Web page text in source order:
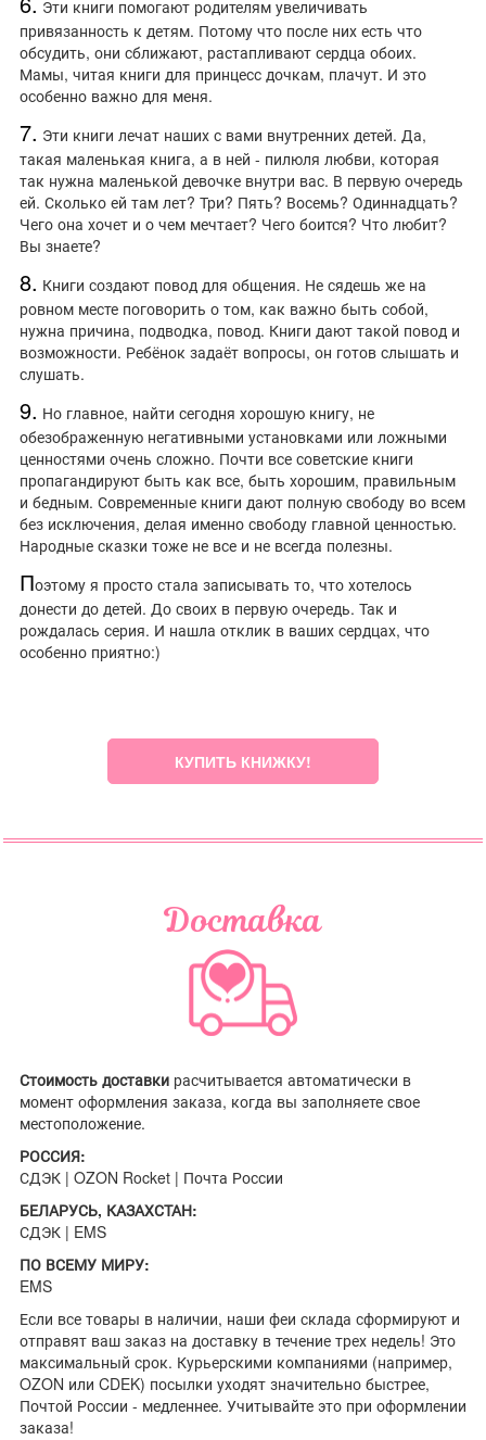
Эти книги помогают родителям увеличивать
привязанность к детям. Потому что после них есть что
обсудить, они сближают, растапливают сердца обоих.
Мамы, читая книги для принцесс дочкам, плачут. И это
особенно важно для меня.
7. Эти книги лечат наших с вами внутренних детей. Да,
такая маленькая книга, а в ней - пилюля любви, которая
так нужна маленькой девочке внутри вас. В первую очередь
ей. Сколько ей там лет? Три? Пять? Восемь? Одиннадцать?
Чего она хочет и о чем мечтает? Чего боится? Что любит?
Вы знаете?
8. Книги создают повод для общения. Не сядешь же на
ровном месте поговорить о том, как важно быть собой,
нужна причина, подводка, повод. Книги дают такой повод и
возможности. Ребёнок задаёт вопросы, он готов слышать и
слушать.
9. Но главное, найти сегодня хорошую книгу, не
обезображенную негативными установками или ложными
ценностями очень сложно. Почти все советские книги
пропагандируют быть как все, быть хорошим, правильным
и бедным. Современные книги дают полную свободу во всем
без исключения, делая именно свободу главной ценностью.
Народные сказки тоже не все и не всегда полезны.
Поэтому я просто стала записывать то, что хотелось
донести до детей. До своих в первую очередь. Так и
рождалась серия. И нашла отклик в ваших сердцах, что
особенно приятно:)
КУПИТЬ КНИЖКУ!
Доставка
Стоимость доставки расчитывается автоматически в
момент оформления заказа, когда вы заполняете свое
местоположение.
РОССИЯ:
СДЭК | OZON Rocket | Почта России
БЕЛАРУСЬ, КАЗАХСТАН:
СДЭК | EMS
ПО ВСЕМУ МИРУ:
EMS
Если все товары в наличии, наши феи склада сформируют и
отправят ваш заказ на доставку в течение трех недель! Это
максимальный срок. Курьерскими компаниями (например,
OZON или CDEK) посылки уходят значительно быстрее,
Почтой России - медленнее. Учитывайте это при оформлении
заказа!